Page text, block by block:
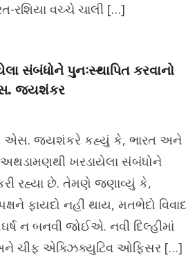
વચ્ચે ચાલી […]
સંબંધોને પુનઃસ્થાપિત કરવાનો
જયશંકર
એસ. જયશંકરે કહ્યું કે, ભારત અને
ખરડાયેલા સંબંધોને
રહ્યા છે. તેમણે જણાવ્યું કે,
ફાયદો નહીં થાય, મતભેદો વિવાદ
ન બનવી જોઈએ. નવી દિલ્હીમાં
ચીફ એક્ઝિક્યુટિવ ઓફિસર […]